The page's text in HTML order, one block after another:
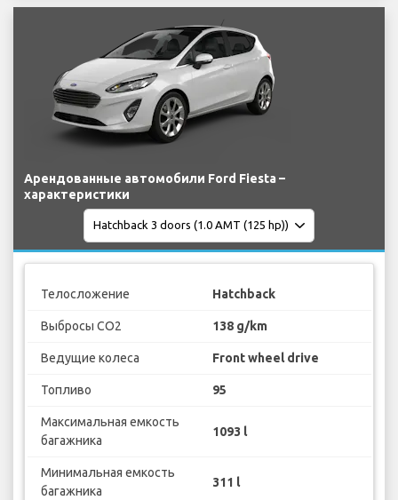
Арендованные автомобили Ford Fiesta –
характеристики
Телосложение Hatchback
Выбросы CO2 138 g/km
Ведущие колеса Front wheel drive
Топливо 95
Максимальная емкость
багажника
1093 l
Минимальная емкость
багажника
311 l